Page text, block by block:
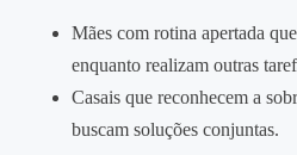
Mães com rotina apertada
enquanto realizam outras
Casais que reconhecem a
buscam soluções conjuntas.